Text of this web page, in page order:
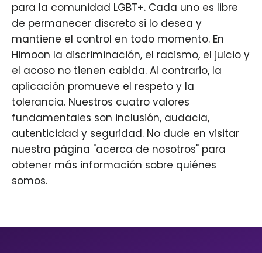
para la comunidad LGBT+. Cada uno es libre
de permanecer discreto si lo desea y
mantiene el control en todo momento. En
Himoon la discriminación, el racismo, el juicio y
el acoso no tienen cabida. Al contrario, la
aplicación promueve el respeto y la
tolerancia. Nuestros cuatro valores
fundamentales son inclusión, audacia,
autenticidad y seguridad. No dude en visitar
nuestra página "acerca de nosotros" para
obtener más información sobre quiénes
somos.